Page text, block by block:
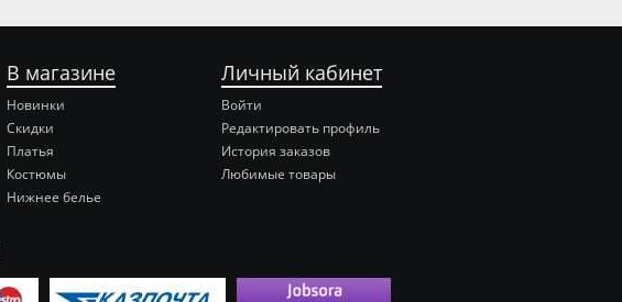
В магазине
Новинки
Скидки
Платья
Костюмы
Нижнее белье
Личный кабинет
Войти
Редактировать профиль
История заказов
Любимые товары